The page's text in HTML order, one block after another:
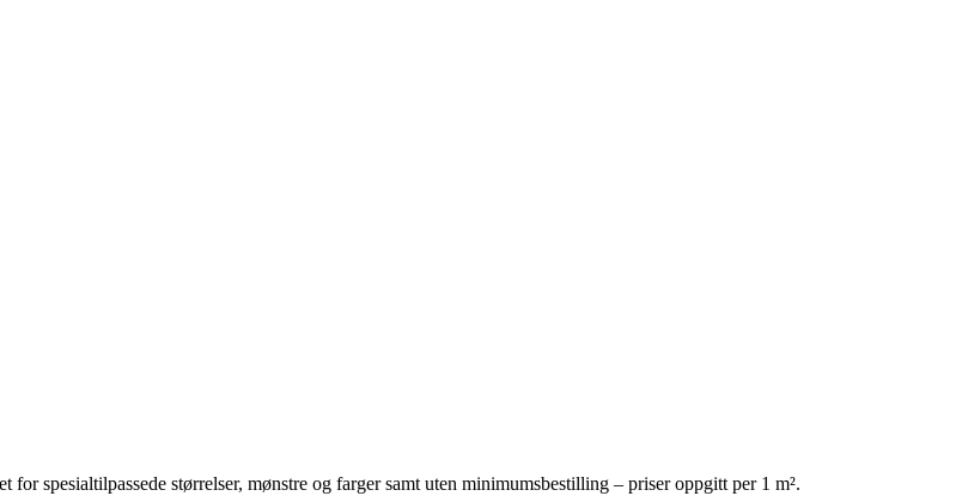
spesialtilpassede størrelser, mønstre og farger samt uten minimumsbestilling – priser oppgitt per 1 m².